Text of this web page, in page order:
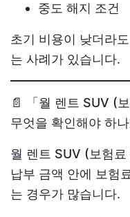
중도 해지 조건
초기 비용이 낮더라
는 사례가 있습니다.
📄 「월 렌트 SUV (
무엇을 확인해야 하
월 렌트 SUV (보험
납부 금액 안에 보험
는 경우가 많습니다.